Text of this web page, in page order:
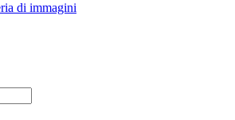
di immagini